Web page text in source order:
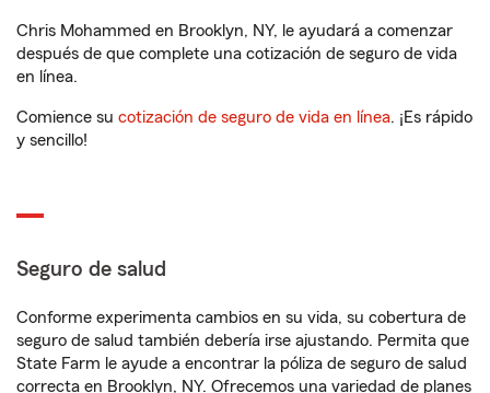
Chris Mohammed en Brooklyn, NY, le ayudará a comenzar
después de que complete una cotización de seguro de vida
en línea.
Comience su cotización de seguro de vida en línea. ¡Es rápido
y sencillo!
Seguro de salud
Conforme experimenta cambios en su vida, su cobertura de
seguro de salud también debería irse ajustando. Permita que
State Farm le ayude a encontrar la póliza de seguro de salud
correcta en Brooklyn, NY. Ofrecemos una variedad de planes